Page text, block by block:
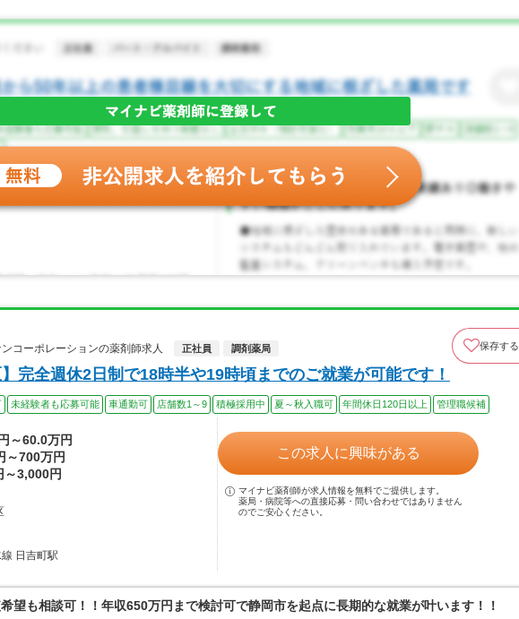
コーポレーションの薬剤師求人
正社員 調剤薬局 保存する
】完全週休2日制で18時半や19時頃までのご就業が可能です！
未経験者も応募可能 車通勤可 店舗数1～9 積極採用中 夏～秋入職可 年間休日120日以上 管理職候補
～60.0万円
～700万円
～3,000円
日吉町駅
この求人に興味がある
マイナビ薬剤師が求人情報を無料でご提供します。
薬局・病院等への直接応募・問い合わせではありません
のでご安心ください。
望も相談可！！年収650万円まで検討可で静岡市を起点に長期的な就業が叶います！！